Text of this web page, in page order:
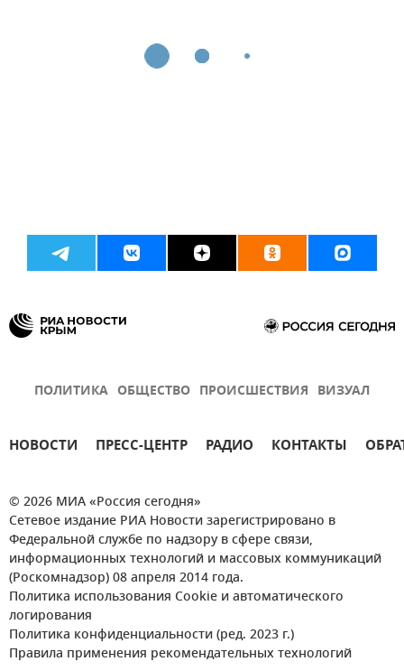
ПОЛИТИКА ОБЩЕСТВО ПРОИСШЕСТВИЯ ВИЗУАЛ
НОВОСТИ ПРЕСС-ЦЕНТР РАДИО КОНТАКТЫ
© 2026 МИА «Россия сегодня»
Сетевое издание РИА Новости зарегистрировано в
Федеральной службе по надзору в сфере связи,
информационных технологий и массовых коммуникаций
(Роскомнадзор) 08 апреля 2014 года.
Политика использования Cookie и автоматического
логирования
Политика конфиденциальности (ред. 2023 г.)
Правила применения рекомендательных технологий